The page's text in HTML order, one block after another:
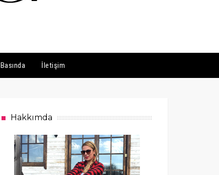
Basında İletişim
Hakkımda